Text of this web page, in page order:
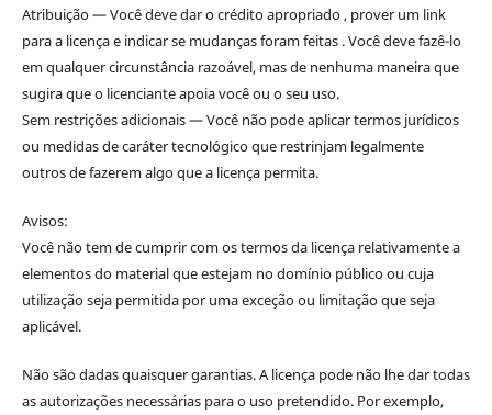
Atribuição — Você deve dar o crédito apropriado , prover um link
para a licença e indicar se mudanças foram feitas . Você deve fazê-lo
em qualquer circunstância razoável, mas de nenhuma maneira que
sugira que o licenciante apoia você ou o seu uso.
Sem restrições adicionais — Você não pode aplicar termos jurídicos
ou medidas de caráter tecnológico que restrinjam legalmente
outros de fazerem algo que a licença permita.
Avisos:
Você não tem de cumprir com os termos da licença relativamente a
elementos do material que estejam no domínio público ou cuja
utilização seja permitida por uma exceção ou limitação que seja
aplicável.
Não são dadas quaisquer garantias. A licença pode não lhe dar todas
as autorizações necessárias para o uso pretendido. Por exemplo,